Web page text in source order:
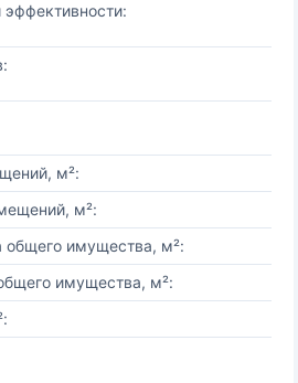
эффективности:
м²:
м²:
общего имущества, м²:
имущества, м²: